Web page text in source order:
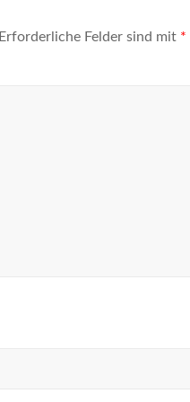
Erforderliche Felder sind mit *